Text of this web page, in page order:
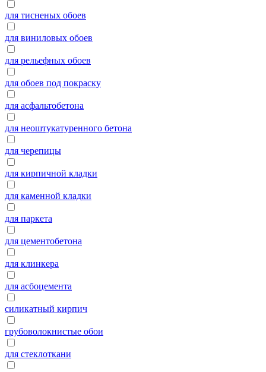
для тисненых обоев
для виниловых обоев
для рельефных обоев
для обоев под покраску
для асфальтобетона
для неоштукатуренного бетона
для черепицы
для кирпичной кладки
для каменной кладки
для паркета
для цементобетона
для клинкера
для асбоцемента
силикатный кирпич
грубоволокнистые обои
для стеклоткани